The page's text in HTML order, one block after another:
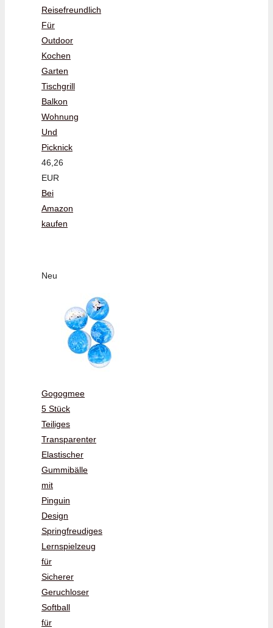
Reisefreundlich
Für
Outdoor
Kochen
Garten
Tischgrill
Balkon
Wohnung
Und
Picknick
46,26
EUR
Bei
Amazon
kaufen
Neu
Gogogmee
5 Stück
Teiliges
Transparenter
Elastischer
Gummibälle
mit
Pinguin
Design
Springfreudiges
Lernspielzeug
für
Sicherer
Geruchloser
Softball
für